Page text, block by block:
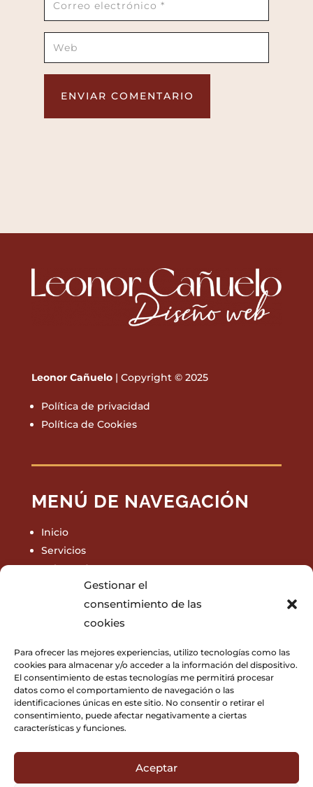
Gestionar el
consentimiento de las
cookies
Para ofrecer las mejores experiencias, utilizo tecnologías como las
cookies para almacenar y/o acceder a la información del dispositivo.
El consentimiento de estas tecnologías me permitirá procesar
datos como el comportamiento de navegación o las
identificaciones únicas en este sitio. No consentir o retirar el
consentimiento, puede afectar negativamente a ciertas
características y funciones.
Aceptar
ENVIAR COMENTARIO
Leonor Cañuelo| Copyright © 2025
Política de privacidad
Política de Cookies
MENÚ DE NAVEGACIÓN
Inicio
Servicios
Sobre mí
Portfolio
Testimonios
Pide presupuesto
CONTACTO